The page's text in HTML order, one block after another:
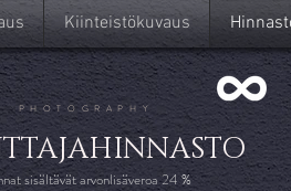
Kiinteistökuvaus
PHOTOGRAPHY
sisältävät arvonlisäveroa 24 %